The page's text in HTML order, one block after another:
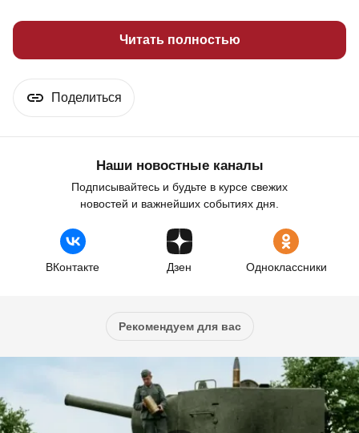
Читать полностью
Поделиться
Наши новостные каналы
Подписывайтесь и будьте в курсе свежих
новостей и важнейших событиях дня.
ВКонтакте Дзен Одноклассники
Рекомендуем для вас